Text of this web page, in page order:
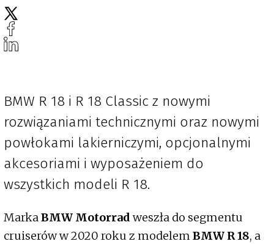
BMW R 18 i R 18 Classic z nowymi
rozwiązaniami technicznymi oraz nowymi
powłokami lakierniczymi, opcjonalnymi
akcesoriami i wyposażeniem do
wszystkich modeli R 18.
MarkaBMW Motorradweszła do segmentu
cruiserów w 2020 roku z modelem BMW R 18, a